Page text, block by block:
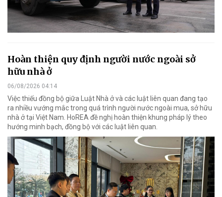
Hoàn thiện quy định người nước ngoài sở
hữu nhà ở
06/08/2026 04:14
Việc thiếu đồng bộ giữa Luật Nhà ở và các luật liên quan đang tạo
ra nhiều vướng mắc trong quá trình người nước ngoài mua, sở hữu
nhà ở tại Việt Nam. HoREA đề nghị hoàn thiện khung pháp lý theo
hướng minh bạch, đồng bộ với các luật liên quan.